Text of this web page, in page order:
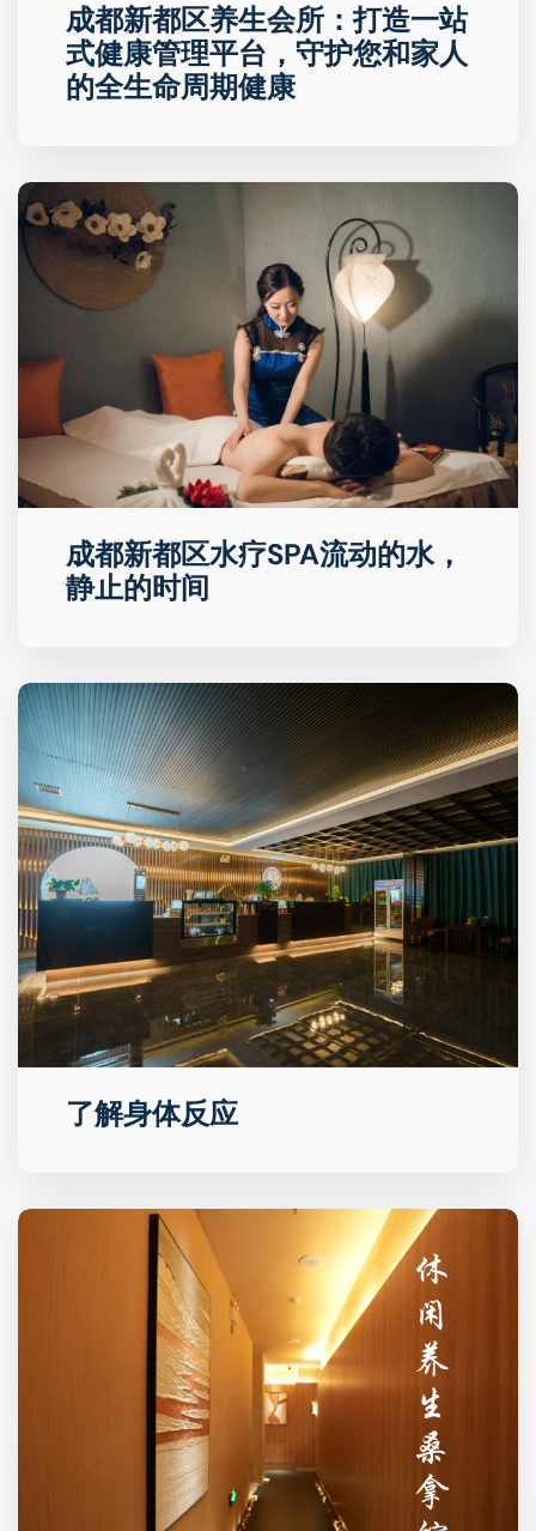
成都新都区养生会所：打造一站
式健康管理平台，守护您和家人
的全生命周期健康
成都新都区水疗SPA流动的水，
静止的时间
了解身体反应